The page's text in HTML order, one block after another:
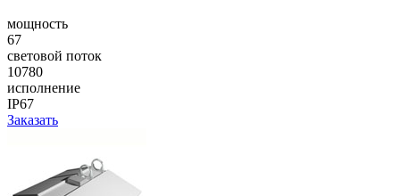
мощность
67
световой поток
10780
исполнение
IP67
Заказать